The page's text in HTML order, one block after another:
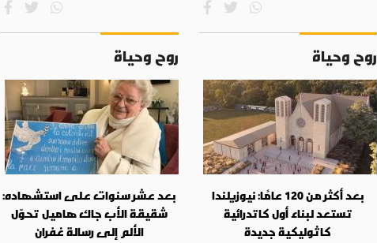
روح وحياة
بعد أكثر من 120 عامًا: نيوزيلندا
تستعد لبناء أول كاتدرائية
كاثوليكية جديدة
روح وحياة
بعد عشر سنوات على استشهاده:
شقيقة الأب جاك هاميل تحوّل
الألم إلى رسالة غفران